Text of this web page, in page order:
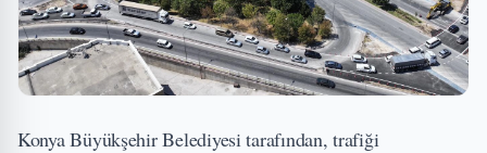
Konya Büyükşehir Belediyesi tarafından, trafiği